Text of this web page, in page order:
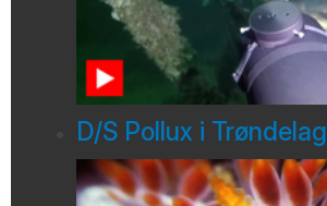
D/S Pollux i Trøndelag